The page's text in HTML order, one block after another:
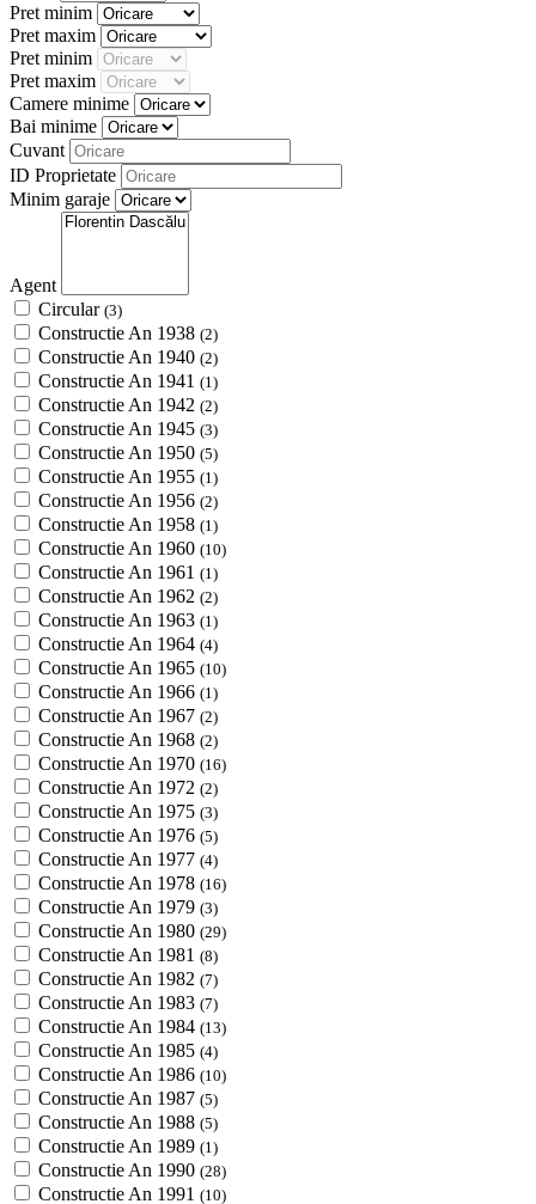
Pret minim
Pret maxim
Pret minim
Pret maxim
Camere minime
Bai minime
Cuvant
ID Proprietate
Minim garaje
Agent
Circular (3)
Constructie An 1938 (2)
Constructie An 1940 (2)
Constructie An 1941 (1)
Constructie An 1942 (2)
Constructie An 1945 (3)
Constructie An 1950 (5)
Constructie An 1955 (1)
Constructie An 1956 (2)
Constructie An 1958 (1)
Constructie An 1960 (10)
Constructie An 1961 (1)
Constructie An 1962 (2)
Constructie An 1963 (1)
Constructie An 1964 (4)
Constructie An 1965 (10)
Constructie An 1966 (1)
Constructie An 1967 (2)
Constructie An 1968 (2)
Constructie An 1970 (16)
Constructie An 1972 (2)
Constructie An 1975 (3)
Constructie An 1976 (5)
Constructie An 1977 (4)
Constructie An 1978 (16)
Constructie An 1979 (3)
Constructie An 1980 (29)
Constructie An 1981 (8)
Constructie An 1982 (7)
Constructie An 1983 (7)
Constructie An 1984 (13)
Constructie An 1985 (4)
Constructie An 1986 (10)
Constructie An 1987 (5)
Constructie An 1988 (5)
Constructie An 1989 (1)
Constructie An 1990 (28)
Constructie An 1991 (10)